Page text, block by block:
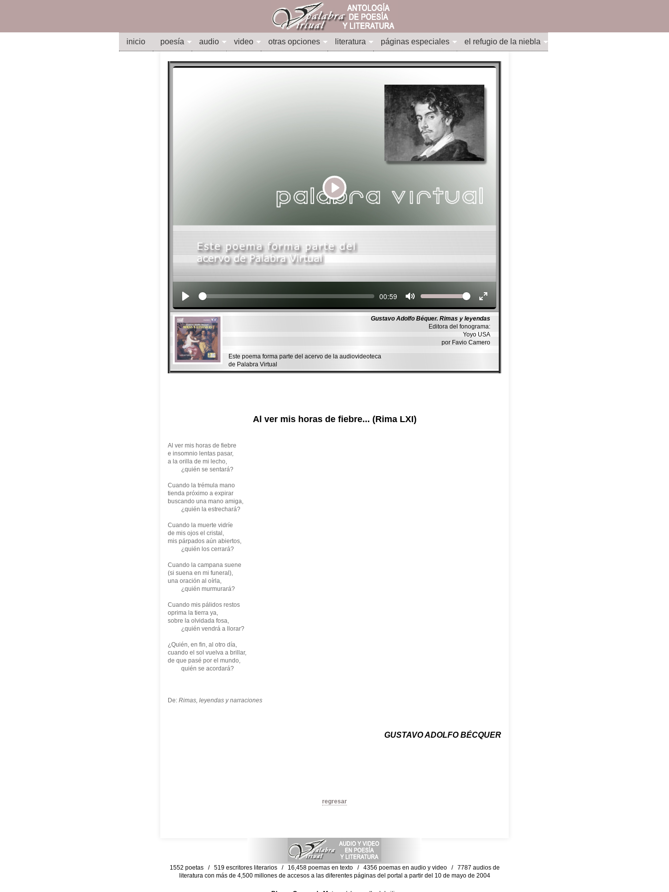
inicio poesía audio video otras opciones literatura páginas especiales el refugio de la niebla
Play
Seek Current
00:59 Volume
Gustavo Adolfo Béquer. Rimas y leyendas
Editora del fonograma:
Yoyo USA
por Favio Camero
Este poema forma parte del acervo de la audiovideoteca
de Palabra Virtual
Al ver mis horas de fiebre... (Rima LXI)
Al ver mis horas de fiebre
e insomnio lentas pasar,
a la orilla de mi lecho,
¿quién se sentará?
Cuando la trémula mano
tienda próximo a expirar
buscando una mano amiga,
¿quién la estrechará?
Cuando la muerte vidríe
de mis ojos el cristal,
mis párpados aún abiertos,
¿quién los cerrará?
Cuando la campana suene
(si suena en mi funeral),
una oración al oírla,
¿quién murmurará?
Cuando mis pálidos restos
oprima la tierra ya,
sobre la olvidada fosa,
¿quién vendrá a llorar?
¿Quién, en fin, al otro día,
cuando el sol vuelva a brillar,
de que pasé por el mundo,
quién se acordará?
De: Rimas, leyendas y narraciones
GUSTAVO ADOLFO BÉCQUER
regresar
1552 poetas / 519 escritores literarios / 16,458 poemas en texto / 4356 poemas en audio y video / 7787 audios de
literatura con más de 4,500 millones de accesos a las diferentes páginas del portal a partir del 10 de mayo de 2004